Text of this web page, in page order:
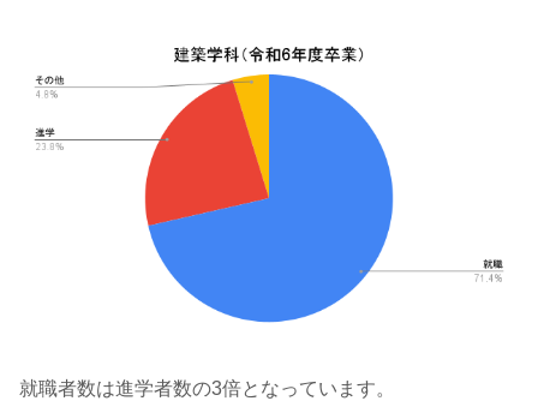
就職者数は進学者数の3倍となっています。